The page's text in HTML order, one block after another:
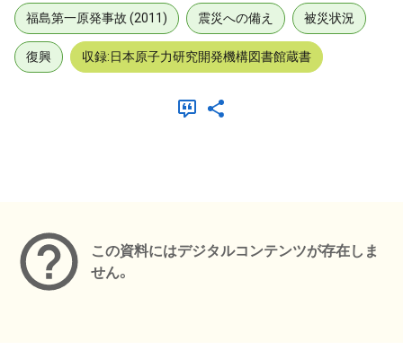
福島第一原発事故 (2011) 震災への備え 被災状況
復興 収録:日本原子力研究開発機構図書館蔵書
この資料にはデジタルコンテンツが存在しま
せん。